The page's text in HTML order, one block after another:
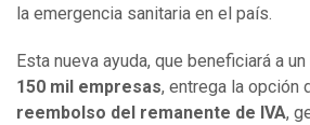
la emergencia sanitaria en el país.
Esta nueva ayuda, que beneficiará a
150 mil empresas, entrega la opción
reembolso del remanente de IVA,